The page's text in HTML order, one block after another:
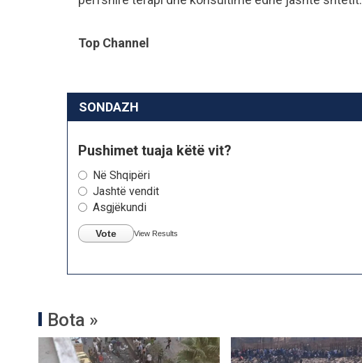
Top Channel
SONDAZH
Pushimet tuaja këtë vit?
Në Shqipëri
Jashtë vendit
Asgjëkundi
Vote View Results
Bota »